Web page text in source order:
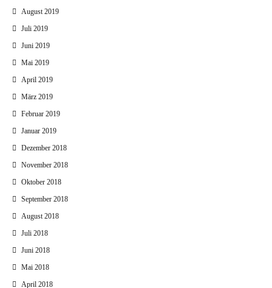
August 2019
Juli 2019
Juni 2019
Mai 2019
April 2019
März 2019
Februar 2019
Januar 2019
Dezember 2018
November 2018
Oktober 2018
September 2018
August 2018
Juli 2018
Juni 2018
Mai 2018
April 2018